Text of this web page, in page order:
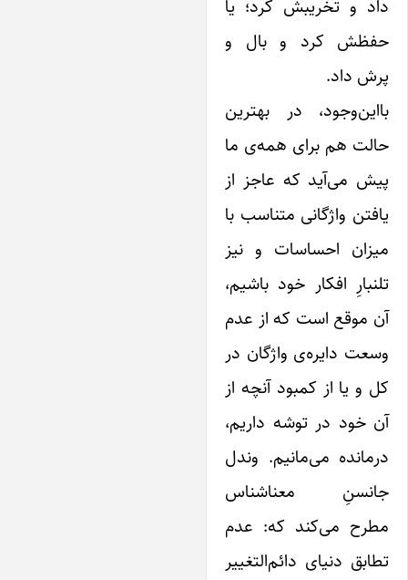
و تخریبش کرد؛ یا
کرد و بال و
داد.
در بهترین
هم برای همه‌ی ما
می‌آید که عاجز از
واژگانی متناسب با
احساسات و نیز
افکار خود باشیم،
موقع است که از عدم
دایره‌ی واژگان در
و یا از کمبود آنچه از
خود در توشه داریم،
می‌مانیم. وندل
معناشناس
می‌کند که: عدم
دنیای دائم‌التغییر